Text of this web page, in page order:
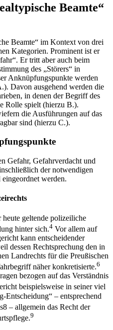
Beamte“
Beamte“ im Kontext von drei
Kategorien. Prominent ist er
Er tritt aber auch beim
des „Störers“ in
Anknüpfungspunkte werden
Davon ausgehend werden die
in denen der Begriff des
Rolle spielt (hierzu B.).
die Ausführungen auf das
sind (hierzu C.).
Gefahr, Gefahrverdacht und
der notwendigen
werden.
heute geltende polizeiliche
hinter sich.4 Vor allem auf
kann entscheidender
dessen Rechtsprechung den in
Landrechts für die Preußischen
näher konkretisierte.6
bezogen auf das Verständnis
beispielsweise in seiner viel
Entscheidung“ – entsprechend
8 – allgemein das Recht der
9